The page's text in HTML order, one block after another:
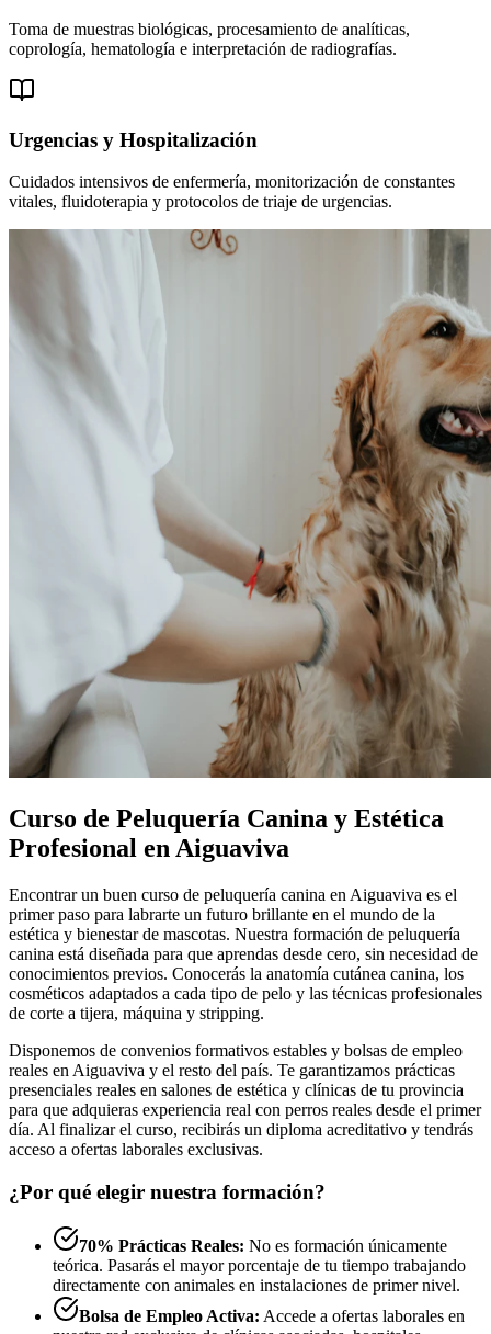
Toma de muestras biológicas, procesamiento de analíticas,
coprología, hematología e interpretación de radiografías.
Urgencias y Hospitalización
Cuidados intensivos de enfermería, monitorización de constantes
vitales, fluidoterapia y protocolos de triaje de urgencias.
Curso de Peluquería Canina y Estética
Profesional en Aiguaviva
Encontrar un buen curso de peluquería canina en Aiguaviva es el
primer paso para labrarte un futuro brillante en el mundo de la
estética y bienestar de mascotas. Nuestra formación de peluquería
canina está diseñada para que aprendas desde cero, sin necesidad de
conocimientos previos. Conocerás la anatomía cutánea canina, los
cosméticos adaptados a cada tipo de pelo y las técnicas profesionales
de corte a tijera, máquina y stripping.
Disponemos de convenios formativos estables y bolsas de empleo
reales en Aiguaviva y el resto del país. Te garantizamos prácticas
presenciales reales en salones de estética y clínicas de tu provincia
para que adquieras experiencia real con perros reales desde el primer
día. Al finalizar el curso, recibirás un diploma acreditativo y tendrás
acceso a ofertas laborales exclusivas.
¿Por qué elegir nuestra formación?
70% Prácticas Reales: No es formación únicamente
teórica. Pasarás el mayor porcentaje de tu tiempo trabajando
directamente con animales en instalaciones de primer nivel.
Bolsa de Empleo Activa: Accede a ofertas laborales en